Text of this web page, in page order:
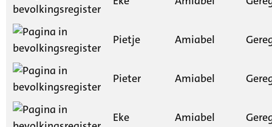
Pietje Amiabel
Pieter Amiabel
Eke Amiabel